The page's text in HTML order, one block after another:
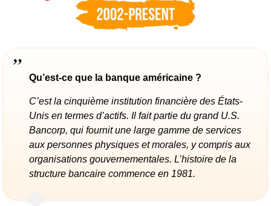
Qu’est-ce que la banque américaine ?
C’est la cinquième institution financière des États-
Unis en termes d’actifs. Il fait partie du grand U.S.
Bancorp, qui fournit une large gamme de services
aux personnes physiques et morales, y compris aux
organisations gouvernementales. L’histoire de la
structure bancaire commence en 1981.